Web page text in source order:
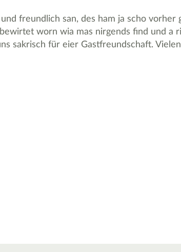
freundlich san, des ham ja scho vorher
worn wia mas nirgends find und a
sakrisch für eier Gastfreundschaft.